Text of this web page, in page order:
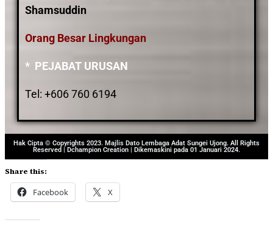
Shamsuddin
Orang Besar Lingkungan
* PEJABAT URUSAN
Tel: +606 760 6194
Hak Cipta © Copyrights 2023. Majlis Dato Lembaga Adat Sungei Ujong. All Rights
Reserved | Dchampion Creation | Dikemaskini pada 01 Januari 2024.
Share this:
Facebook X